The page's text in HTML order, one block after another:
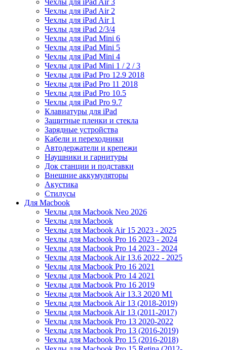
Чехлы для iPad Air 3
Чехлы для iPad Air 2
Чехлы для iPad Air 1
Чехлы для iPad 2/3/4
Чехлы для iPad Mini 6
Чехлы для iPad Mini 5
Чехлы для iPad Mini 4
Чехлы для iPad Mini 1 / 2 / 3
Чехлы для iPad Pro 12.9 2018
Чехлы для iPad Pro 11 2018
Чехлы для iPad Pro 10.5
Чехлы для iPad Pro 9.7
Клавиатуры для iPad
Защитные пленки и стекла
Зарядные устройства
Кабели и переходники
Автодержатели и крепежи
Наушники и гарнитуры
Док станции и подставки
Внешние аккумуляторы
Акустика
Стилусы
Для Macbook
Чехлы для Macbook Neo 2026
Чехлы для Macbook
Чехлы для Macbook Air 15 2023 - 2025
Чехлы для Macbook Pro 16 2023 - 2024
Чехлы для Macbook Pro 14 2023 - 2024
Чехлы для Macbook Air 13.6 2022 - 2025
Чехлы для Macbook Pro 16 2021
Чехлы для Macbook Pro 14 2021
Чехлы для Macbook Pro 16 2019
Чехлы для Macbook Air 13.3 2020 M1
Чехлы для Macbook Air 13 (2018-2019)
Чехлы для Macbook Air 13 (2011-2017)
Чехлы для Macbook Pro 13 2020-2022
Чехлы для Macbook Pro 13 (2016-2019)
Чехлы для Macbook Pro 15 (2016-2018)